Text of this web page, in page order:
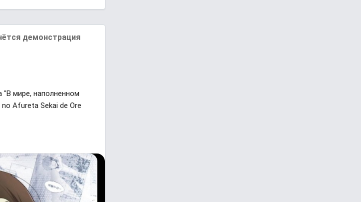
демонстрация
"В мире, наполненном
Afureta Sekai de Ore